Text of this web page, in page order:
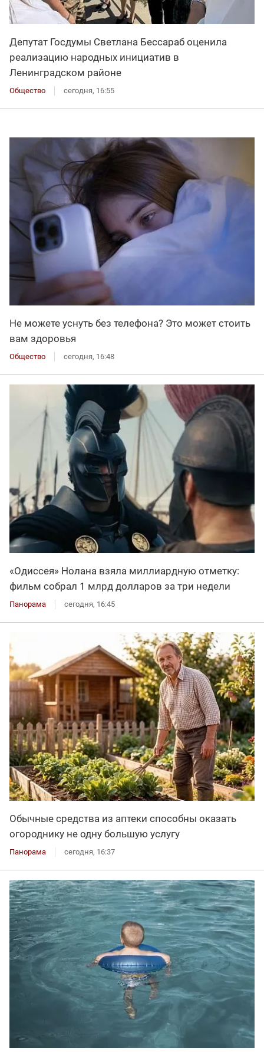
Депутат Госдумы Светлана Бессараб оценила
реализацию народных инициатив в
Ленинградском районе
Общество сегодня, 16:55
Не можете уснуть без телефона? Это может стоить
вам здоровья
Общество сегодня, 16:48
«Одиссея» Нолана взяла миллиардную отметку:
фильм собрал 1 млрд долларов за три недели
Панорама сегодня, 16:45
Обычные средства из аптеки способны оказать
огороднику не одну большую услугу
Панорама сегодня, 16:37